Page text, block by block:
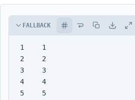
FALLBACK
1
2
3
4
5
1
2
3
4
5